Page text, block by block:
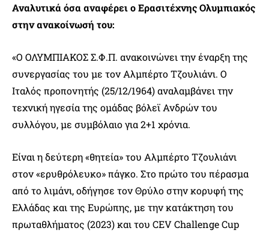
Αναλυτικά όσα αναφέρει ο Ερασιτέχνης Ολυμπιακός
στην ανακοίνωσή του:
«Ο ΟΛΥΜΠΙΑΚΟΣ Σ.Φ.Π. ανακοινώνει την έναρξη της
συνεργασίας του με τον Αλμπέρτο Τζουλιάνι. Ο
Ιταλός προπονητής (25/12/1964) αναλαμβάνει την
τεχνική ηγεσία της ομάδας βόλεϊ Ανδρών του
συλλόγου, με συμβόλαιο για 2+1 χρόνια.
Είναι η δεύτερη «θητεία» του Αλμπέρτο Τζουλιάνι
στον «ερυθρόλευκο» πάγκο. Στο πρώτο του πέρασμα
από το λιμάνι, οδήγησε τον Θρύλο στην κορυφή της
Ελλάδας και της Ευρώπης, με την κατάκτηση του
πρωταθλήματος (2023) και του CEV Challenge Cup